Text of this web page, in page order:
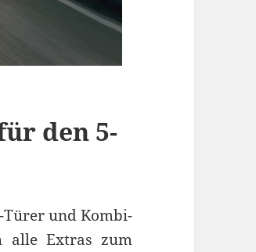
den 5-
Türer und Kombi-
alle Extras zum